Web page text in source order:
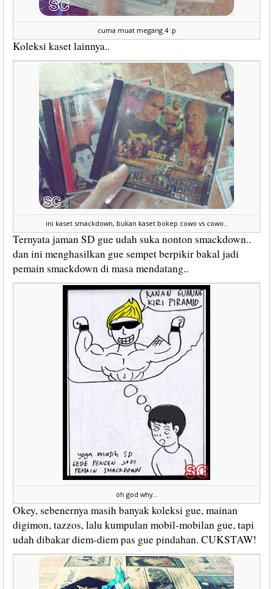
cuma muat megang 4 :p
Koleksi kaset lainnya..
ini kaset smackdown, bukan kaset bokep cowo vs cowo..
Ternyata jaman SD gue udah suka nonton smackdown..
dan ini menghasilkan gue sempet berpikir bakal jadi
pemain smackdown di masa mendatang..
oh god why...
Okey, sebenernya masih banyak koleksi gue, mainan
digimon, tazzos, lalu kumpulan mobil-mobilan gue, tapi
udah dibakar diem-diem pas gue pindahan. CUKSTAW!